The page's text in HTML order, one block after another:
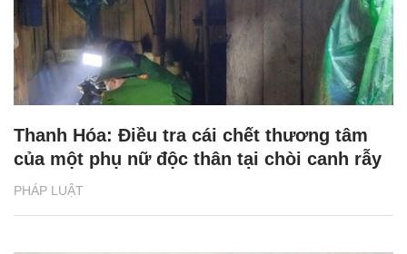
PHÁP LUẬT
Thanh Hóa: Điều tra cái chết thương tâm
của một phụ nữ độc thân tại chòi canh rẫy